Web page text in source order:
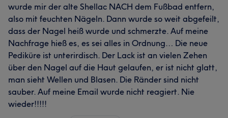
wurde mir der alte Shellac NACH dem Fußbad entfern,
also mit feuchten Nägeln. Dann wurde so weit abgefeilt,
dass der Nagel heiß wurde und schmerzte. Auf meine
Nachfrage hieß es, es sei alles in Ordnung… Die neue
Pediküre ist unterirdisch. Der Lack ist an vielen Zehen
über den Nagel auf die Haut gelaufen, er ist nicht glatt,
man sieht Wellen und Blasen. Die Ränder sind nicht
sauber. Auf meine Email wurde nicht reagiert. Nie
wieder!!!!!